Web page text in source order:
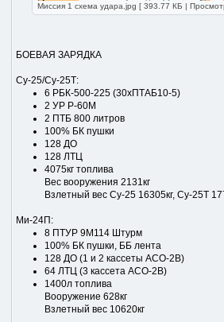
Миссия 1 схема удара.jpg [ 393.77 КБ |
БОЕВАЯ ЗАРЯДКА
Су-25/Су-25Т:
6 РБК-500-225 (30хПТАБ10-5)
2 УР Р-60М
2 ПТБ 800 литров
100% БК пушки
128 ДО
128 ЛТЦ
4075кг топлива
Вес вооружения 2131кг
Взлетный вес Су-25 16305кг, Су-25Т
Ми-24П:
8 ПТУР 9М114 Штурм
100% БК пушки, ББ лента
128 ДО (1 и 2 кассеты АСО-2В)
64 ЛТЦ (3 кассета АСО-2В)
1400л топлива
Вооружение 628кг
Взлетный вес 10620кг